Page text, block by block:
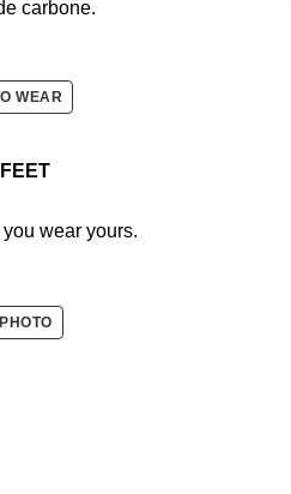
carbone.
WEAR
wear yours.